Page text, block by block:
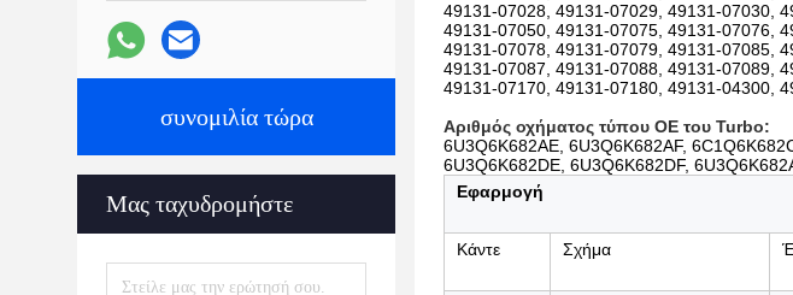
συνομιλία τώρα
Μας ταχυδρομήστε
49131-07028, 49131-07029, 49131-07030,
49131-07050, 49131-07075, 49131-07076,
49131-07078, 49131-07079, 49131-07085,
49131-07087, 49131-07088, 49131-07089,
49131-07170, 49131-07180, 49131-04300,
Αριθμός οχήματος τύπου OE του Turbo:
6U3Q6K682AE, 6U3Q6K682AF,
6U3Q6K682DE, 6U3Q6K682DF,
Εφαρμογή
Κάντε Σχήμα